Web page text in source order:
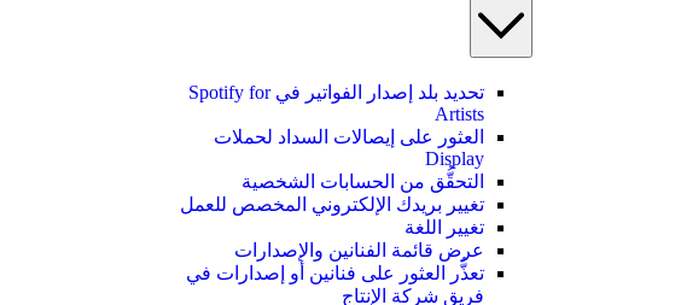
تحديد بلد إصدار الفواتير في Spotify for
Artists
العثور على إيصالات السداد لحملات
Display
التحقُّق من الحسابات الشخصية
تغيير بريدك الإلكتروني المخصص للعمل
تغيير اللغة
عرض قائمة الفنانين والإصدارات
تعذُّر العثور على فنانين أو إصدارات في
فريق شركة الإنتاج